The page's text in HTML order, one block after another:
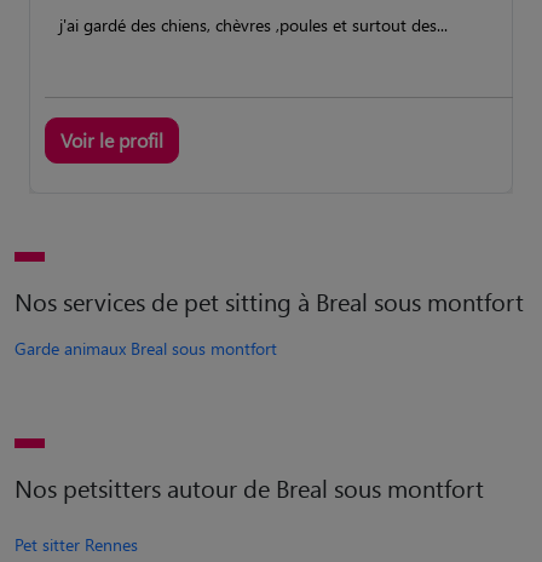
j'ai gardé des chiens, chèvres ,poules et surtout des...
Voir le profil
Nos services de pet sitting à Breal sous montfort
Garde animaux Breal sous montfort
Nos petsitters autour de Breal sous montfort
Pet sitter Rennes